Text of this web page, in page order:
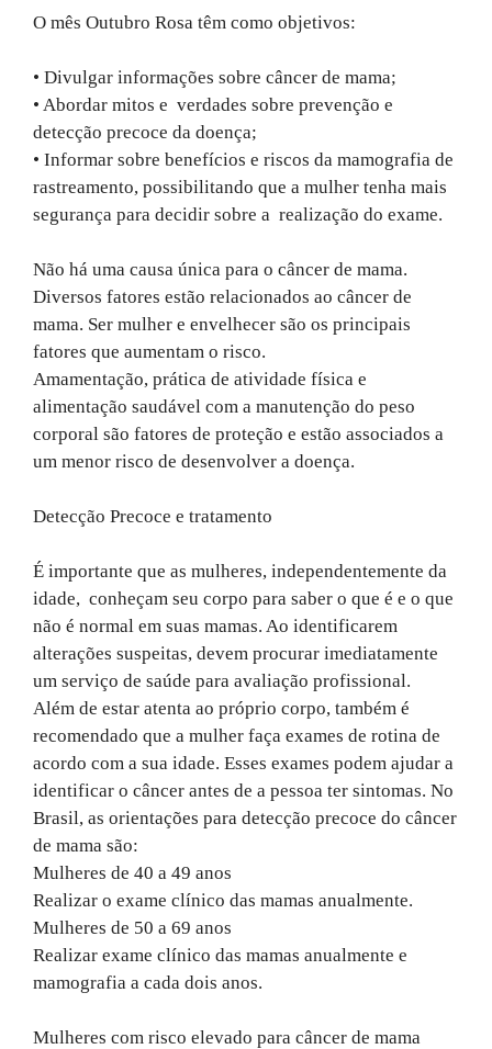
O mês Outubro Rosa têm como objetivos:
• Divulgar informações sobre câncer de mama;
• Abordar mitos e verdades sobre prevenção e
detecção precoce da doença;
• Informar sobre benefícios e riscos da mamografia de
rastreamento, possibilitando que a mulher tenha mais
segurança para decidir sobre a realização do exame.
Não há uma causa única para o câncer de mama.
Diversos fatores estão relacionados ao câncer de
mama. Ser mulher e envelhecer são os principais
fatores que aumentam o risco.
Amamentação, prática de atividade física e
alimentação saudável com a manutenção do peso
corporal são fatores de proteção e estão associados a
um menor risco de desenvolver a doença.
Detecção Precoce e tratamento
É importante que as mulheres, independentemente da
idade, conheçam seu corpo para saber o que é e o que
não é normal em suas mamas. Ao identificarem
alterações suspeitas, devem procurar imediatamente
um serviço de saúde para avaliação profissional.
Além de estar atenta ao próprio corpo, também é
recomendado que a mulher faça exames de rotina de
acordo com a sua idade. Esses exames podem ajudar a
identificar o câncer antes de a pessoa ter sintomas. No
Brasil, as orientações para detecção precoce do câncer
de mama são:
Mulheres de 40 a 49 anos
Realizar o exame clínico das mamas anualmente.
Mulheres de 50 a 69 anos
Realizar exame clínico das mamas anualmente e
mamografia a cada dois anos.
Mulheres com risco elevado para câncer de mama